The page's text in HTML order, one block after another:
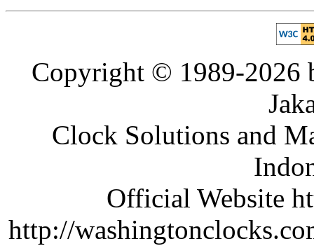
Copyright © 1989-2026
Clock Solutions and
Official Website
http://